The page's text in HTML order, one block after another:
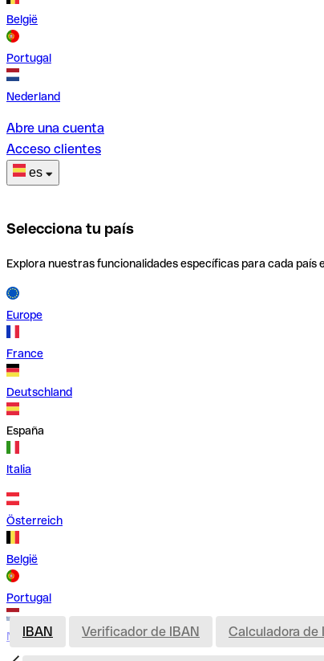
België
Portugal
Nederland
Abre una cuenta
Acceso clientes
es
Selecciona tu país
Explora nuestras funcionalidades específicas para cada país
Europe
France
Deutschland
España
Italia
Österreich
België
Portugal
Nederland
IBAN Verificador de IBAN Calculadora de